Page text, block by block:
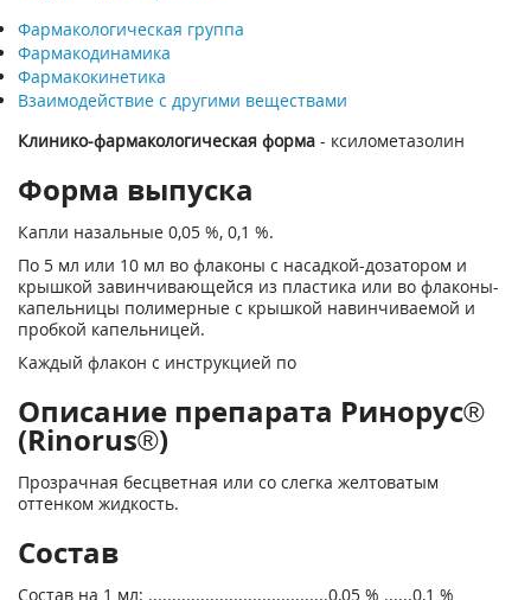
Фармакологическая группа
Фармакодинамика
Фармакокинетика
Взаимодействие с другими веществами
Клинико-фармакологическая форма - ксилометазолин
Форма выпуска
Капли назальные 0,05 %, 0,1 %.
По 5 мл или 10 мл во флаконы с насадкой-дозатором и
крышкой завинчивающейся из пластика или во флаконы-
капельницы полимерные с крышкой навинчиваемой и
пробкой капельницей.
Каждый флакон с инструкцией по
Описание препарата Ринорус®
(Rinorus®)
Прозрачная бесцветная или со слегка желтоватым
оттенком жидкость.
Состав
Состав на 1 мл: ......................................0,05 % ......0,1 %